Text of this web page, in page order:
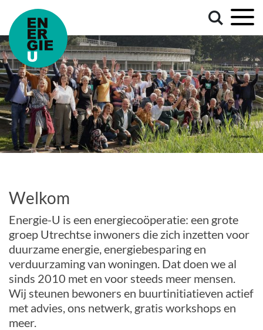
Welkom
Energie-U is een energiecoöperatie: een grote
groep Utrechtse inwoners die zich inzetten voor
duurzame energie, energiebesparing en
verduurzaming van woningen. Dat doen we al
sinds 2010 met en voor steeds meer mensen.
Wij steunen bewoners en buurtinitiatieven actief
met advies, ons netwerk, gratis workshops en
meer.